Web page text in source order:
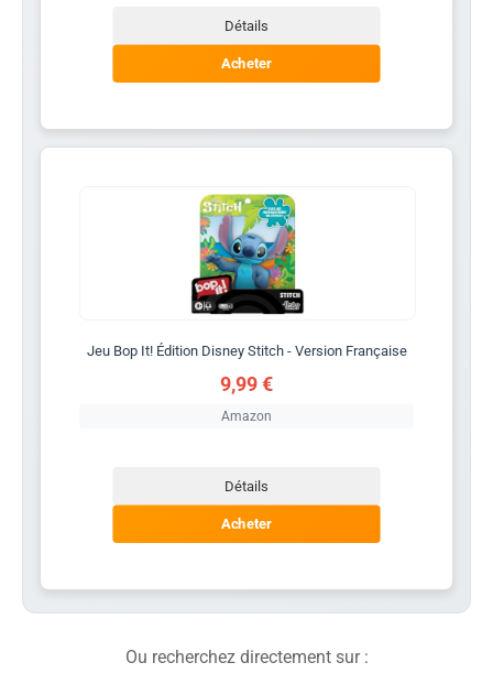
Détails
Acheter
Jeu Bop It! Édition Disney Stitch - Version Française
9,99 €
Amazon
Détails
Acheter
Ou recherchez directement sur :